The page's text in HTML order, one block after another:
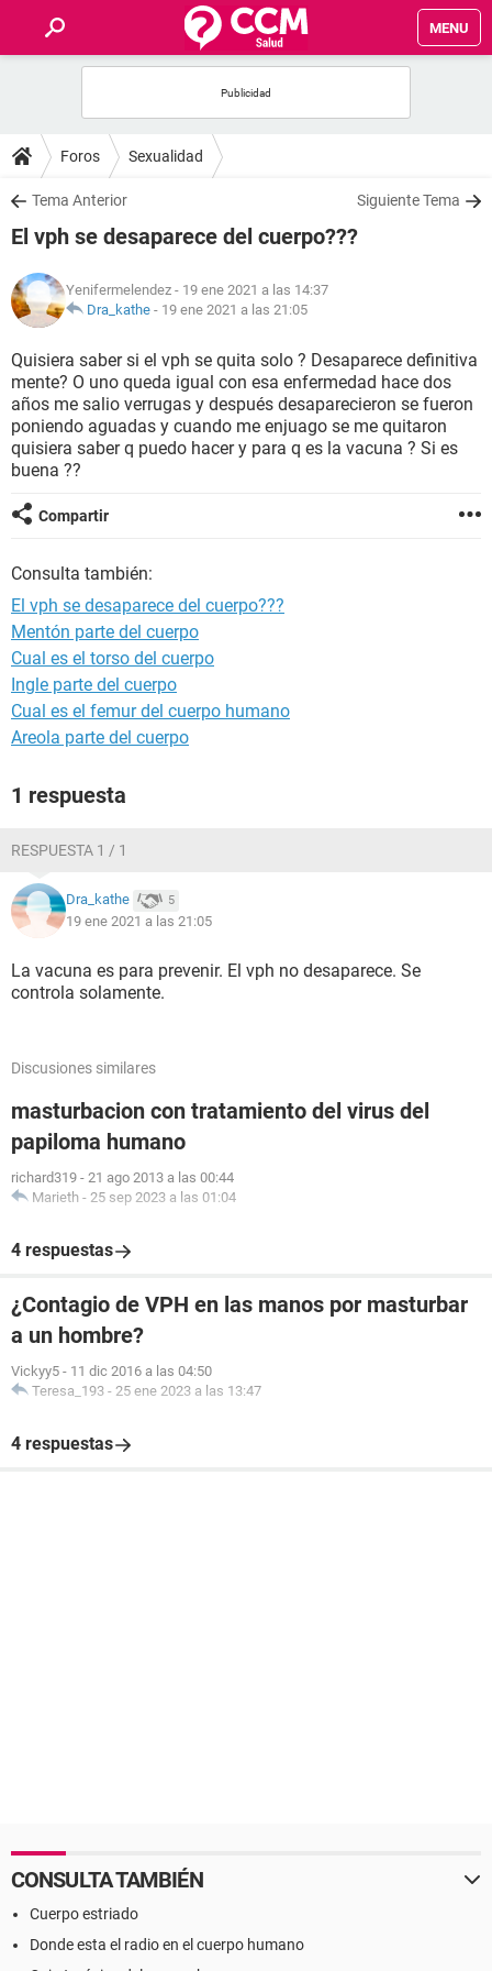
MENU
FOROS
SALUD
FAMILIA
NUTRICIÓN
BIENESTAR
SEXUALIDAD
GLOSARIO
Foros Sexualidad
Tema Anterior Siguiente Tema
El vph se desaparece del cuerpo???
Yenifermelendez - 19 ene 2021 a las 14:37
Dra_kathe - 19 ene 2021 a las 21:05
Quisiera saber si el vph se quita solo ? Desaparece definitiva
mente? O uno queda igual con esa enfermedad hace dos
años me salio verrugas y después desaparecieron se fueron
poniendo aguadas y cuando me enjuago se me quitaron
quisiera saber q puedo hacer y para q es la vacuna ? Si es
buena ??
Compartir
Consulta también:
El vph se desaparece del cuerpo???
Mentón parte del cuerpo
Cual es el torso del cuerpo
Ingle parte del cuerpo
Cual es el femur del cuerpo humano
Areola parte del cuerpo
1 respuesta
RESPUESTA 1 / 1
Dra_kathe 5
19 ene 2021 a las 21:05
La vacuna es para prevenir. El vph no desaparece. Se
controla solamente.
Discusiones similares
masturbacion con tratamiento del virus del
papiloma humano
richard319 - 21 ago 2013 a las 00:44
Marieth - 25 sep 2023 a las 01:04
4 respuestas
¿Contagio de VPH en las manos por masturbar
a un hombre?
Vickyy5 - 11 dic 2016 a las 04:50
Teresa_193 - 25 ene 2023 a las 13:47
4 respuestas
CONSULTA TAMBIÉN
Cuerpo estriado
Donde esta el radio en el cuerpo humano